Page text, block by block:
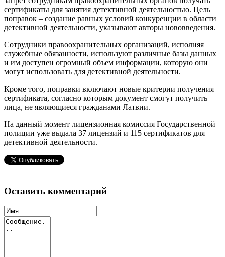
сертификаты для занятия детективной деятельностью. Цель
поправок – создание равных условий конкуренции в области
детективной деятельности, указывают авторы нововведения.
Сотрудники правоохранительных организаций, исполняя
служебные обязанности, используют различные базы данных
и им доступен огромный объем информации, которую они
могут использовать для детективной деятельности.
Кроме того, поправки включают новые критерии получения
сертификата, согласно которым документ смогут получить
лица, не являющиеся гражданами Латвии.
На данный момент лицензионная комиссия Государственной
полиции уже выдала 37 лицензий и 115 сертификатов для
детективной деятельности.
Оставить комментарий